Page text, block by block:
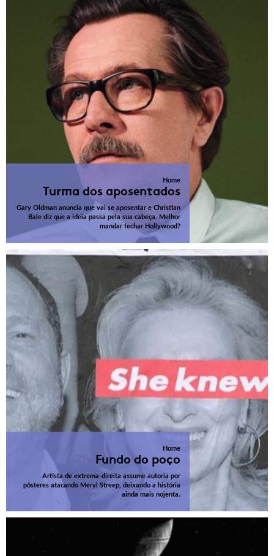
Home
Turma dos aposentados
Gary Oldman anuncia que vai se aposentar e Christian
Bale diz que a ideia passa pela sua cabeça. Melhor
mandar fechar Hollywood?
Home
Fundo do poço
Artista de extrema-direita assume autoria por
pôsteres atacando Meryl Streep, deixando a história
ainda mais nojenta.